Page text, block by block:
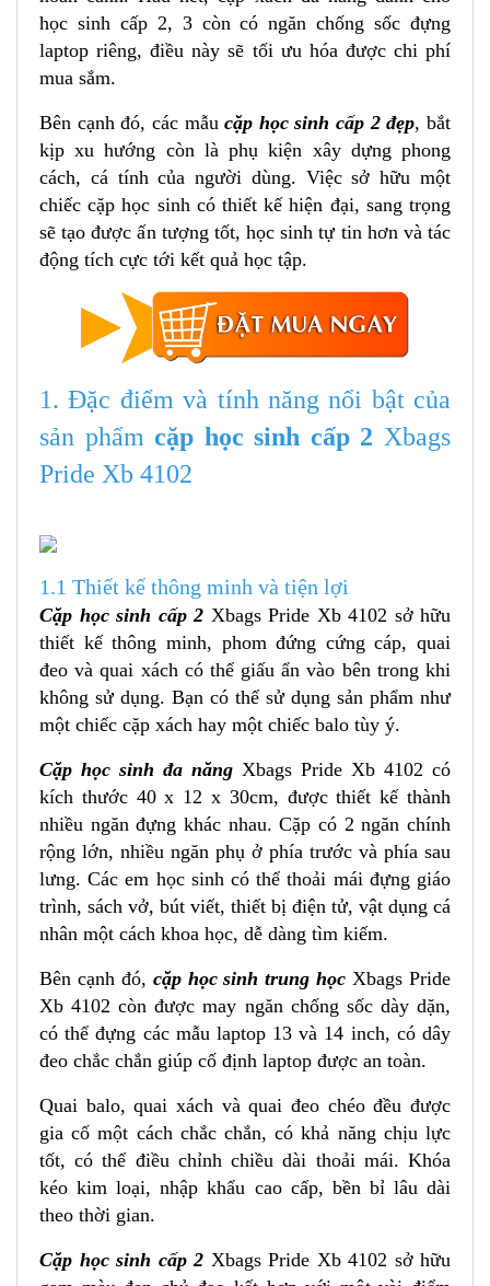
2. Lợi ích khi sử dụng cặp học sinh cấp 2 từ Công Ty
TNHH Công Nghiệp May & Thời Trang Trung
Nguyên
3. Hướng dẫn bảo quản và sử dụng
Cách vệ sinh cặp xách đúng cách
Lưu ý trong quá trình sử dụng
4. Kết luận
Ghi chú:
học sinh cấp 2, 3 còn có ngăn chống sốc đựng
laptop riêng, điều này sẽ tối ưu hóa được chi phí
mua sắm.
Bên cạnh đó, các mẫucặp học sinh cấp 2 đẹp, bắt
kịp xu hướng còn là phụ kiện xây dựng phong
cách, cá tính của người dùng. Việc sở hữu một
chiếc cặp học sinh có thiết kế hiện đại, sang trọng
sẽ tạo được ấn tượng tốt, học sinh tự tin hơn và tác
động tích cực tới kết quả học tập.
1. Đặc điểm và tính năng nổi bật của
sản phẩmcặp học sinh cấp 2 Xbags
Pride Xb 4102
1.1 Thiết kế thông minh và tiện lợi
Cặp học sinh cấp 2 Xbags Pride Xb 4102 sở hữu
thiết kế thông minh, phom đứng cứng cáp, quai
đeo và quai xách có thể giấu ẩn vào bên trong khi
không sử dụng. Bạn có thể sử dụng sản phẩm như
một chiếc cặp xách hay một chiếc balo tùy ý.
Cặp học sinh đa năng Xbags Pride Xb 4102 có
kích thước 40 x 12 x 30cm, được thiết kế thành
nhiều ngăn đựng khác nhau. Cặp có 2 ngăn chính
rộng lớn, nhiều ngăn phụ ở phía trước và phía sau
lưng. Các em học sinh có thể thoải mái đựng giáo
trình, sách vở, bút viết, thiết bị điện tử, vật dụng cá
nhân một cách khoa học, dễ dàng tìm kiếm.
Bên cạnh đó, cặp học sinh trung học Xbags Pride
Xb 4102 còn được may ngăn chống sốc dày dặn,
có thể đựng các mẫu laptop 13 và 14 inch, có dây
đeo chắc chắn giúp cố định laptop được an toàn.
Quai balo, quai xách và quai đeo chéo đều được
gia cố một cách chắc chắn, có khả năng chịu lực
tốt, có thể điều chỉnh chiều dài thoải mái. Khóa
kéo kim loại, nhập khẩu cao cấp, bền bỉ lâu dài
theo thời gian.
Cặp học sinh cấp 2 Xbags Pride Xb 4102 sở hữu